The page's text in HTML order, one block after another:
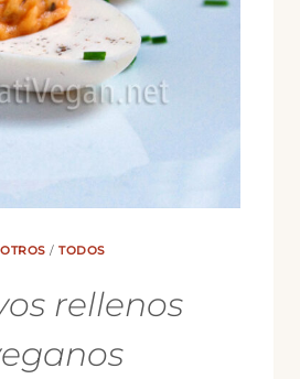
OTROS /TODOS
rellenos